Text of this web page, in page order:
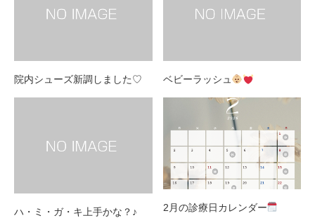
院内シューズ新調しました♡ ベビーラッシュ
ハ・ミ・ガ・キ上手かな？♪ 2月の診療日カレンダー